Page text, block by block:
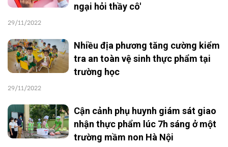
ngại hỏi thầy cô'
29/11/2022
Nhiều địa phương tăng cường kiểm
tra an toàn vệ sinh thực phẩm tại
trường học
29/11/2022
Cận cảnh phụ huynh giám sát giao
nhận thực phẩm lúc 7h sáng ở một
trường mầm non Hà Nội